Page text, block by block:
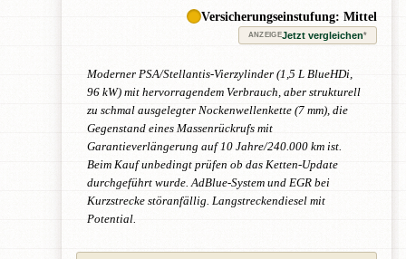
Versicherungseinstufung: Mittel
ANZEIGEJetzt vergleichen*
Moderner PSA/Stellantis-Vierzylinder (1,5 L BlueHDi,
96 kW) mit hervorragendem Verbrauch, aber strukturell
zu schmal ausgelegter Nockenwellenkette (7 mm), die
Gegenstand eines Massenrückrufs mit
Garantieverlängerung auf 10 Jahre/240.000 km ist.
Beim Kauf unbedingt prüfen ob das Ketten-Update
durchgeführt wurde. AdBlue-System und EGR bei
Kurzstrecke störanfällig. Langstreckendiesel mit
Potential.